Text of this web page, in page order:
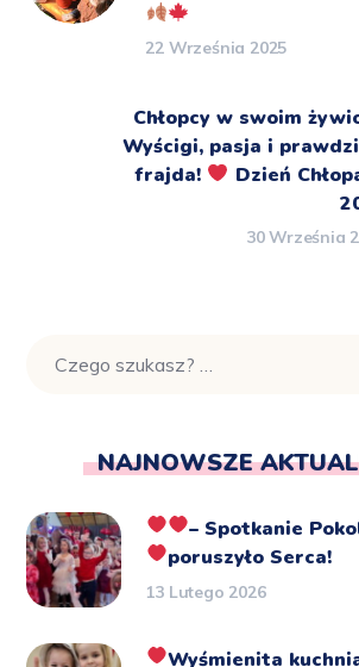
22 Września 2025
Chłopcy w swoim
Wyścigi,pasja i
frajda!
Dzień
30 Września
NAJNOWSZE
– Spotkanie
poruszyło Serca!
13 Lutego 2026
Wyśmienita